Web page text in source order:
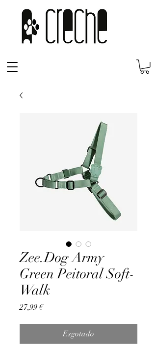
Zee.Dog Army
Green Peitoral Soft-
Walk
27,99 €Preço
Esgotado